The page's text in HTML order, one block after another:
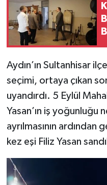
Aydın’ın Sultanhisar
seçimi, ortaya çıkan
uyandırdı. 5 Eylül
Yasan’ın iş
ayrılmasının
kez eşi Filiz Yasan